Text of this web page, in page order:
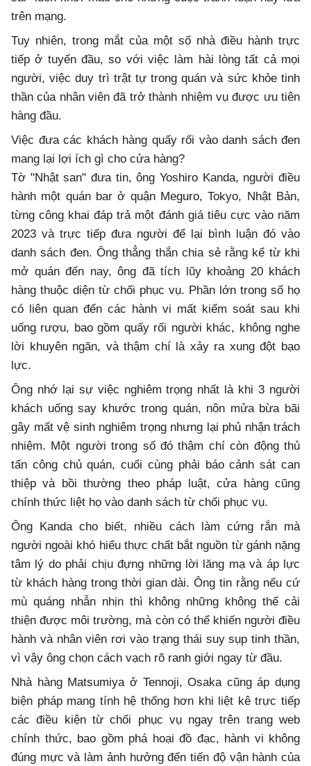
trên mạng.
Tuy nhiên, trong mắt của một số nhà điều hành trực
tiếp ở tuyến đầu, so với việc làm hài lòng tất cả mọi
người, việc duy trì trật tự trong quán và sức khỏe tinh
thần của nhân viên đã trở thành nhiệm vụ được ưu tiên
hàng đầu.
Việc đưa các khách hàng quấy rối vào danh sách đen
mang lại lợi ích gì cho cửa hàng?
Tờ "Nhật san" đưa tin, ông Yoshiro Kanda, người điều
hành một quán bar ở quận Meguro, Tokyo, Nhật Bản,
từng công khai đáp trả một đánh giá tiêu cực vào năm
2023 và trực tiếp đưa người để lại bình luận đó vào
danh sách đen. Ông thẳng thắn chia sẻ rằng kể từ khi
mở quán đến nay, ông đã tích lũy khoảng 20 khách
hàng thuộc diện từ chối phục vụ. Phần lớn trong số họ
có liên quan đến các hành vi mất kiểm soát sau khi
uống rượu, bao gồm quấy rối người khác, không nghe
lời khuyên ngăn, và thậm chí là xảy ra xung đột bạo
lực.
Ông nhớ lại sự việc nghiêm trọng nhất là khi 3 người
khách uống say khước trong quán, nôn mửa bừa bãi
gây mất vệ sinh nghiêm trọng nhưng lại phủ nhận trách
nhiệm. Một người trong số đó thậm chí còn động thủ
tấn công chủ quán, cuối cùng phải báo cảnh sát can
thiệp và bồi thường theo pháp luật, cửa hàng cũng
chính thức liệt họ vào danh sách từ chối phục vụ.
Ông Kanda cho biết, nhiều cách làm cứng rắn mà
người ngoài khó hiểu thực chất bắt nguồn từ gánh nặng
tâm lý do phải chịu đựng những lời lăng mạ và áp lực
từ khách hàng trong thời gian dài. Ông tin rằng nếu cứ
mù quáng nhẫn nhịn thì không những không thể cải
thiện được môi trường, mà còn có thể khiến người điều
hành và nhân viên rơi vào trạng thái suy sụp tinh thần,
vì vậy ông chọn cách vạch rõ ranh giới ngay từ đầu.
Nhà hàng Matsumiya ở Tennoji, Osaka cũng áp dụng
biện pháp mang tính hệ thống hơn khi liệt kê trực tiếp
các điều kiện từ chối phục vụ ngay trên trang web
chính thức, bao gồm phá hoại đồ đạc, hành vi không
đúng mực và làm ảnh hưởng đến tiến độ vận hành của